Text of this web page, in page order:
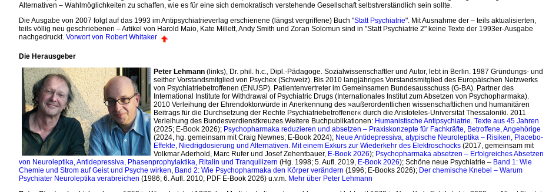
Alternativen – Wahlmöglichkeiten zu schaffen, wie es für eine sich demokratisch verstehende Gesellschaft selbstverständlich sein sollte.
Die Ausgabe von 2007 folgt auf das 1993 im Antipsychiatrieverlag erschienene (längst vergriffene) Buch "Statt Psychiatrie". Mit Ausnahme der – teils aktualisierten,
teils völlig neu geschriebenen – Artikel von Harold Maio, Kate Millett, Andy Smith und Zoran Solomun sind in "Statt Psychiatrie 2" keine Texte der 1993er-Ausgabe
nachgedruckt. Vorwort von Robert Whitaker
Die Herausgeber
Peter Lehmann (links), Dr. phil. h.c., Dipl.-Pädagoge. Sozialwissenschaftler und Autor, lebt in Berlin. 1987 Gründungs- und
seither Vorstandsmitglied von Psychex (Schweiz). Bis 2010 langjähriges Vorstandsmitglied des Europäischen Netzwerks
von Psychiatriebetroffenen (ENUSP). Patientenvertreter im Gemeinsamen Bundesausschuss (G-BA). Partner des
International Institute for Withdrawal of Psychiatric Drugs (Internationales Institut zum Absetzen von Psychopharmaka).
2010 Verleihung der Ehrendoktorwürde in Anerkennung des »außerordentlichen wissenschaftlichen und humanitären
Beitrags für die Durchsetzung der Rechte Psychiatriebetroffener« durch die Aristoteles-Universität Thessaloniki. 2011
Verleihung des Bundesverdienstkreuzes.Weitere Buchpublikationen: Humanistische Antipsychiatrie. Texte aus 45 Jahren
(2025; E-Book 2026); Psychopharmaka reduzieren und absetzen – Praxiskonzepte für Fachkräfte, Betroffene, Angehörige
(2024, hg. gemeinsam mit Craig Newnes; E-Book 2024); Neue Antidepressiva, atypische Neuroleptika – Risiken, Placebo-
Effekte, Niedrigdosierung und Alternativen. Mit einem Exkurs zur Wiederkehr des Elektroschocks (2017, gemeinsam mit
Volkmar Aderhold, Marc Rufer und Josef Zehentbauer, E-Book 2026); Psychopharmaka absetzen – Erfolgreiches Absetzen
von Neuroleptika, Antidepressiva, Phasenprophylaktika, Ritalin und Tranquilizern (Hg. 1998; 5. Aufl. 2019, E-Book 2026); Schöne neue Psychiatrie – Band 1: Wie
Chemie und Strom auf Geist und Psyche wirken, Band 2: Wie Psychopharmaka den Körper verändern (1996; E-Books 2026); Der chemische Knebel – Warum
Psychiater Neuroleptika verabreichen (1986; 6. Aufl. 2010; PDF E-Book 2026) u.v.m. Mehr über Peter Lehmann